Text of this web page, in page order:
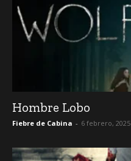
Hombre Lobo
Fiebre de Cabina - 6 febrero, 2025